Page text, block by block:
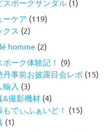
スポークサンダル (1)
ーケア (119)
クス (2)
homme (2)
ポーク体験記！ (9)
丹事前お披露目会レポ (15)
輸入 (3)
&撮影機材 (4)
もでぃふぁいど！
(15)
(1)